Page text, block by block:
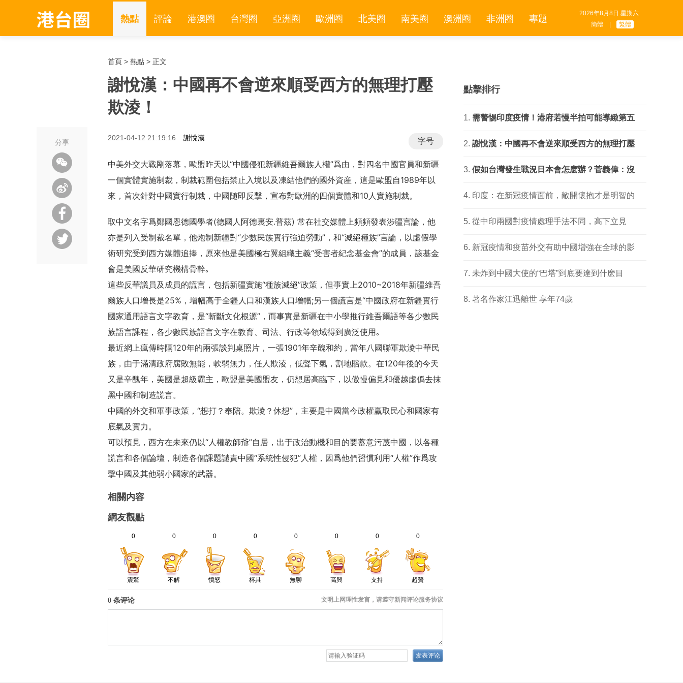
2026年8月8日 星期六
簡體
繁體
熱點 評論 港澳圈 台灣圈 亞洲圈 歐洲圈 北美圈 南美圈 澳洲圈 非洲圈 專題
首頁 > 熱點 > 正文
謝悅漢：中國再不會逆來順受西方的無理打壓
欺淩！
2021-04-12 21:19:16 謝悅漢 字号
分享
中美外交大戰剛落幕，歐盟昨天以“中國侵犯新疆維吾爾族人權”爲由，對四名中國官員和新疆
一個實體實施制裁，制裁範圍包括禁止入境以及凍結他們的國外資産，這是歐盟自1989年以
來，首次針對中國實行制裁，中國随即反擊，宣布對歐洲的四個實體和10人實施制裁。
取中文名字爲鄭國恩德國學者(德國人阿德裏安.普茲) 常在社交媒體上頻頻發表涉疆言論，他
亦是列入受制裁名單，他炮制新疆對“少數民族實行強迫勞動”，和“滅絕種族”言論，以虛假學
術研究受到西方媒體追捧，原來他是美國極右翼組織主義“受害者紀念基金會”的成員，該基金
會是美國反華研究機構骨幹｡
這些反華議員及成員的謊言，包括新疆實施“種族滅絕”政策，但事實上2010~2018年新疆維吾
爾族人口增長是25%，增幅高于全疆人口和漢族人口增幅;另一個謊言是“中國政府在新疆實行
國家通用語言文字教育，是“斬斷文化根源”，而事實是新疆在中小學推行維吾爾語等各少數民
族語言課程，各少數民族語言文字在教育、司法、行政等領域得到廣泛使用｡
最近網上瘋傳時隔120年的兩張談判桌照片，一張1901年辛醜和約，當年八國聯軍欺淩中華民
族，由于滿清政府腐敗無能，軟弱無力，任人欺淩，低聲下氣，割地賠款。在120年後的今天
又是辛醜年，美國是超級霸主，歐盟是美國盟友，仍想居高臨下，以傲慢偏見和優越虛僞去抹
黑中國和制造謊言。
中國的外交和軍事政策，“想打？奉陪。欺淩？休想”，主要是中國當今政權赢取民心和國家有
底氣及實力。
可以預見，西方在未來仍以“人權教師爺”自居，出于政治動機和目的要蓄意污蔑中國，以各種
謊言和各個論壇，制造各個課題譴責中國“系統性侵犯”人權，因爲他們習慣利用“人權”作爲攻
擊中國及其他弱小國家的武器。
相關内容
網友觀點
0
震驚
0
不解
0
憤怒
0
杯具
0
無聊
0
高興
0
支持
0
超贊
點擊排行
需警惕印度疫情！港府若慢半拍可能導緻第五
謝悅漢：中國再不會逆來順受西方的無理打壓
假如台灣發生戰況日本會怎麽辦？菅義偉：沒
印度：在新冠疫情面前，敞開懷抱才是明智的
從中印兩國對疫情處理手法不同，高下立見
新冠疫情和疫苗外交有助中國增強在全球的影
未炸到中國大使的“巴塔”到底要達到什麽目
著名作家江迅離世 享年74歲